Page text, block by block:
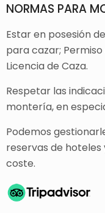
NORMAS PARA
Estar en posesión
para cazar;
Licencia de Caza.
Respetar las
montería, en
Podemos
reservas de hoteles
coste.